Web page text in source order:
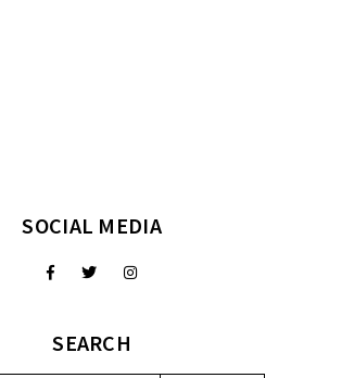
SOCIAL MEDIA
SEARCH